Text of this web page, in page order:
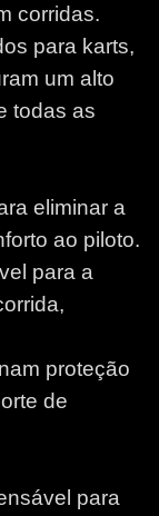
corridas.
para karts,
um alto
todas as
eliminar a
ao piloto.
para a
proteção
de
para